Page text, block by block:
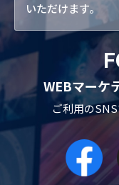
いただけます。
WEBマーケ
ご利用の